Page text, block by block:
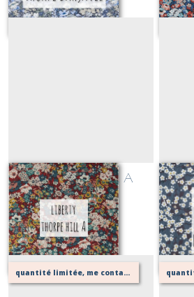
Liberty Thorpe Hill A
(CLASSIQUE)
Sur demande
quantité limitée, me contacter pour vérifier possibilité de votre confection